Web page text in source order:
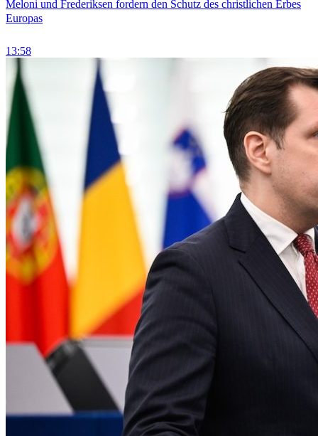
Meloni und Frederiksen fordern den Schutz des christlichen Erbes
Europas
13:58